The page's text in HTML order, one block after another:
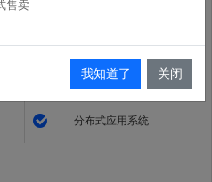
海量数据管理
分布式应用系统
售卖
我知道了 关闭